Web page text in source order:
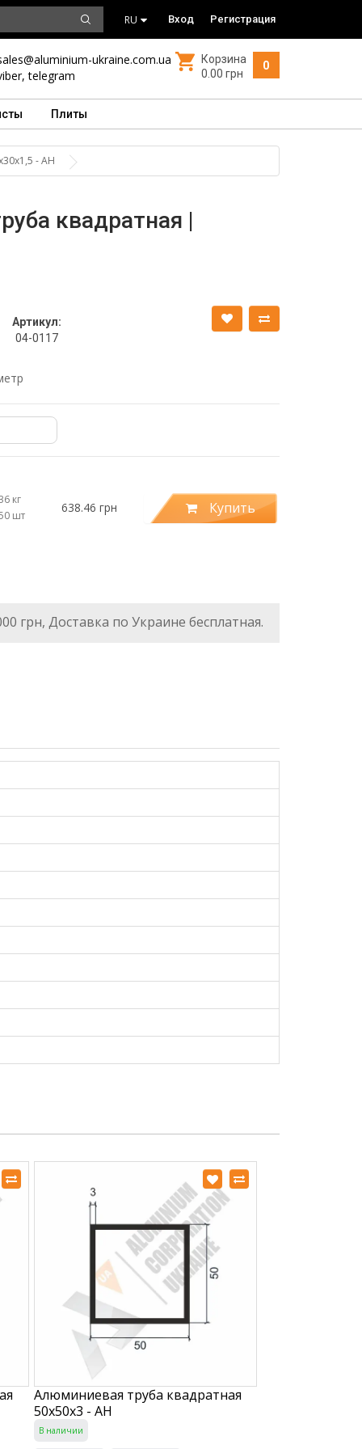
RU Вход Регистрация
ukraine.com.ua
,telegram
0
Корзина
0.00 грн
Плиты
- АН
квадратная |
Артикул:
04-0117
кг
шт
638.46 грн Купить
грн, Доставка по Украине бесплатная.
Алюминиевая труба квадратная
50х50х3 - АН
В наличии